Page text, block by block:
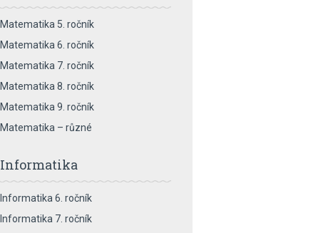
Matematika 5. ročník
Matematika 6. ročník
Matematika 7. ročník
Matematika 8. ročník
Matematika 9. ročník
Matematika – různé
Informatika
Informatika 6. ročník
Informatika 7. ročník